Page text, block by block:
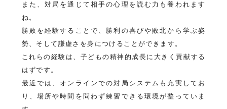
また、対局を通じて相手の心理を読む力も養われます
ね。
勝敗を経験することで、勝利の喜びや敗北から学ぶ姿
勢、そして謙虚さを身につけることができます。
これらの経験は、子どもの精神的成長に大きく貢献する
はずです。
最近では、オンラインでの対局システムも充実してお
り、場所や時間を問わず練習できる環境が整っていま